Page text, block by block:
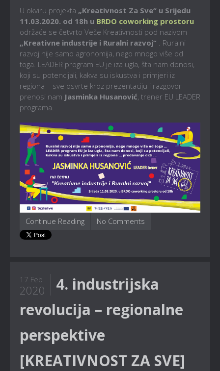
U okviru projekta „Kreativnost Za Sve“ u Srijedu
11.03.2020. od 18h u BRDO coworking prostoru
održaće se četvrto Veče Kreativnosti pod nazivom
„Kreativne industrije i Ruralni razvoj“ . Ruralni
razvoj nije samo agronomija, nego mnogo više od
toga. LEADER program EU je iza ugla, šta nam donosi,
koji su potencijali, kakva su iskustva i primjeri iz
regiona – sve osvrte kroz prezentaciju i razgovor
prenosi nam Jasminka Husanović, trener EU LEADER
programa.
Continue Reading No Comments
17 Feb
2020
4. industrijska
revolucija – regionalne
perspektive
[KREATIVNOST ZA SVE]